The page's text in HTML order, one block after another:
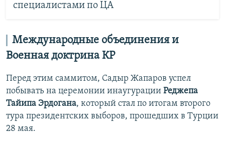
специалистами по ЦА
Международные объединения и
Военная доктрина КР
Перед этим саммитом, Садыр Жапаров успел
побывать на церемонии инаугурации Реджепа
Тайипа Эрдогана, который стал по итогам второго
тура президентских выборов, прошедших в Турции
28 мая.